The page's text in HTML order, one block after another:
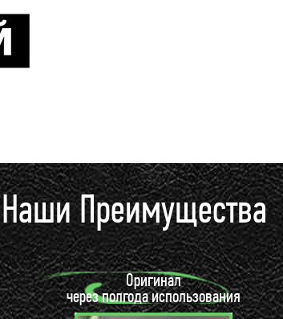
Наши Преимущества
Оригинал
через полгода использования